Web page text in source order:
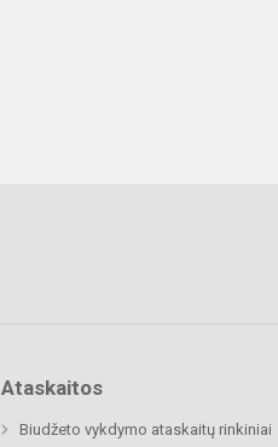
Ataskaitos
Biudžeto vykdymo ataskaitų rinkiniai